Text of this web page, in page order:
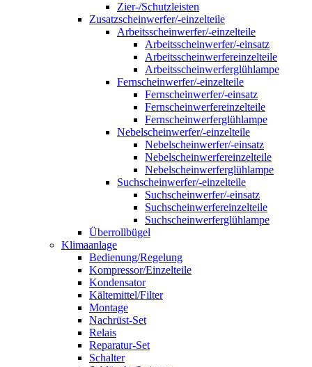
Zier-/Schutzleisten
Zusatzscheinwerfer/-einzelteile
Arbeitsscheinwerfer/-einzelteile
Arbeitsscheinwerfer/-einsatz
Arbeitsscheinwerfereinzelteile
Arbeitsscheinwerferglühlampe
Fernscheinwerfer/-einzelteile
Fernscheinwerfer/-einsatz
Fernscheinwerfereinzelteile
Fernscheinwerferglühlampe
Nebelscheinwerfer/-einzelteile
Nebelscheinwerfer/-einsatz
Nebelscheinwerfereinzelteile
Nebelscheinwerferglühlampe
Suchscheinwerfer/-einzelteile
Suchscheinwerfer/-einsatz
Suchscheinwerfereinzelteile
Suchscheinwerferglühlampe
Überrollbügel
Klimaanlage
Bedienung/Regelung
Kompressor/Einzelteile
Kondensator
Kältemittel/Filter
Montage
Nachrüst-Set
Relais
Reparatur-Set
Schalter